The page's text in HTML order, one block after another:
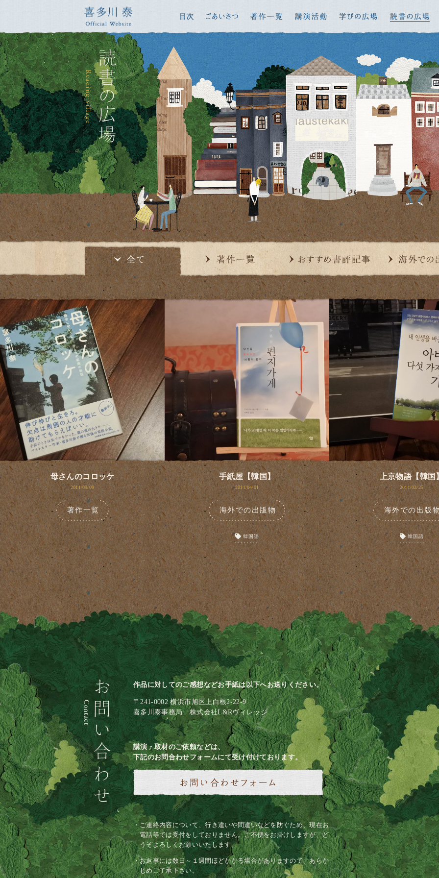
母さんのコロッケ
2011/09/09
著作一覧
手紙屋【韓国】
2011/04/01
海外での出版物
韓国語
上京物語【韓国
2011/02/25
海外での出版
韓国語
作品に対してのご感想などお手紙は以下へお送りください。
〒241-0002 横浜市旭区上白根2-22-9
喜多川泰事務局 株式会社L&Rヴィレッジ
講演・取材のご依頼などは、
下記のお問合わせフォームにて受け付けております。
ご連絡内容について、行き違いや間違いなどを防ぐため、現在お
電話等では受付をしておりません。ご不便をお掛けしますが、ど
うぞよろしくお願いいたします。
お返事には数日～１週間ほどかかる場合がありますので、あらか
じめご了承下さい。